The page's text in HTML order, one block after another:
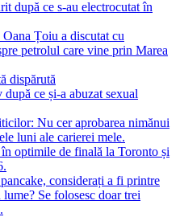
după ce s-au electrocutat în
Țoiu a discutat cu
petrolul care vine prin Marea
dispărută
ce și-a abuzat sexual
Nu cer aprobarea nimănui
luni ale carierei mele.
optimile de finală la Toronto și
considerați a fi printre
Se folosesc doar trei